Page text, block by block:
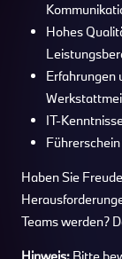
Hohes
Erfahrungen
IT-
Haben Sie
Teams werden?